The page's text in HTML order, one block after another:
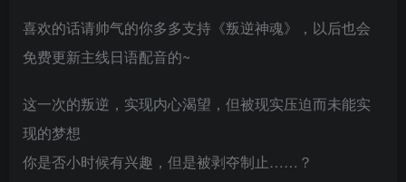
喜欢的话请帅气的你多多支持《叛逆神魂》，以后也会
免费更新主线日语配音的~
这一次的叛逆，实现内心渴望，但被现实压迫而未能实
现的梦想
你是否小时候有兴趣，但是被剥夺制止……？